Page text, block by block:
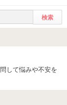
して悩みや不安を